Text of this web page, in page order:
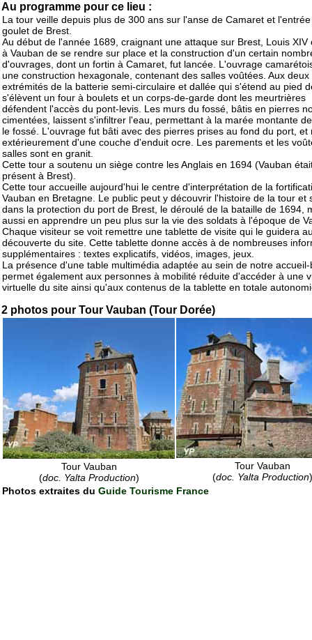
Au programme pour ce lieu :
La tour veille depuis plus de 300 ans sur l'anse de Camaret et
goulet de Brest.
Au début de l'année 1689, craignant une attaque sur Brest, Louis XIV
à Vauban de se rendre sur place et la construction d'un certain
d'ouvrages, dont un fortin à Camaret, fut lancée. L'ouvrage
une construction hexagonale, contenant des salles voûtées. Aux deux
extrémités de la batterie semi-circulaire et dallée qui s'étend au pied
s'élèvent un four à boulets et un corps-de-garde dont les meurtrières
défendent l'accès du pont-levis. Les murs du fossé, bâtis en pierres
cimentées, laissent s'infiltrer l'eau, permettant à la marée montante
le fossé. L'ouvrage fut bâti avec des pierres prises au fond du port, et
extérieurement d'une couche d'enduit ocre. Les parements et les
salles sont en granit.
Cette tour a soutenu un siège contre les Anglais en 1694 (Vauban
présent à Brest).
Cette tour accueille aujourd'hui le centre d'interprétation de la
Vauban en Bretagne. Le public peut y découvrir l'histoire de la tour et
dans la protection du port de Brest, le déroulé de la bataille de 1694,
aussi en apprendre un peu plus sur la vie des soldats à l'époque de
Chaque visiteur se voit remettre une tablette de visite qui le guidera
découverte du site. Cette tablette donne accès à de nombreuses
supplémentaires : textes explicatifs, vidéos, images, jeux.
La présence d'une table multimédia adaptée au sein de notre
permet également aux personnes à mobilité réduite d'accéder à une
virtuelle du site ainsi qu'aux contenus de la tablette en totale
2 photos pour Tour Vauban (Tour Dorée)
Tour Vauban
(doc. Yalta Production)
Tour Vauban
(doc. Yalta Production)
Photos extraites du Guide Tourisme France